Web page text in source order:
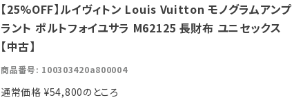
【25%OFF】ルイヴィトン Louis Vuitton モノグラムアンプ
ラント ポルトフォイユサラ M62125 長財布 ユニセックス
【中古】
商品番号 100303420a800004
通常価格 ¥54,800